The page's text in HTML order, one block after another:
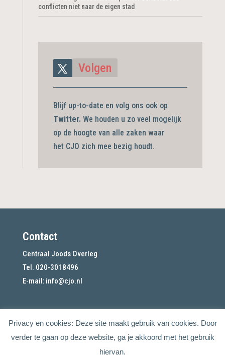
conflicten niet naar de eigen stad
Volgen
Blijf up-to-date en volg ons ook op
Twitter. We houden u zo veel mogelijk
op de hoogte van alle zaken waar
het CJO zich mee bezig houdt.
Contact
Centraal Joods Overleg
Tel. 020-3018496
E-mail: info@cjo.nl
Privacy en cookies: Deze site maakt gebruik van cookies. Door
verder te gaan op deze website, ga je akkoord met het gebruik
hiervan.